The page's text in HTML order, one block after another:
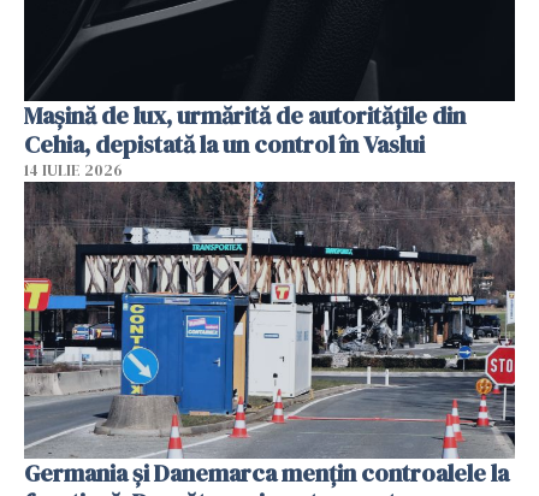
Mașină de lux, urmărită de autoritățile din
Cehia, depistată la un control în Vaslui
14 IULIE 2026
Germania și Danemarca mențin controalele la